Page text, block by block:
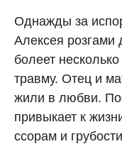
Однажды за
Алексея розгами
болеет
травму. Отец и
жили в любви.
привыкает к
ссорам и